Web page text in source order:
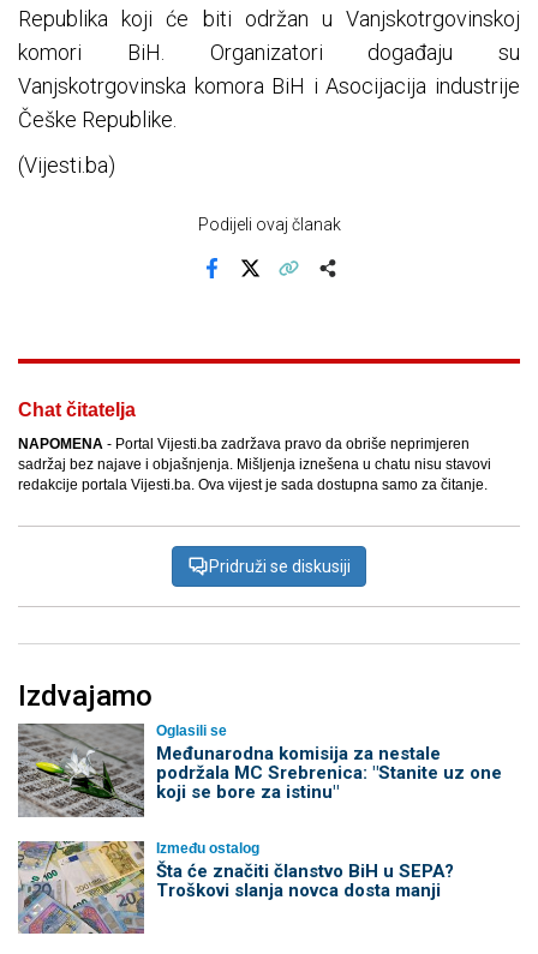
Republika koji će biti održan u Vanjskotrgovinskoj
komori BiH. Organizatori događaju su
Vanjskotrgovinska komora BiH i Asocijacija industrije
Češke Republike.
(Vijesti.ba)
Podijeli ovaj članak
Chat čitatelja
NAPOMENA - Portal Vijesti.ba zadržava pravo da obriše neprimjeren
sadržaj bez najave i objašnjenja. Mišljenja iznešena u chatu nisu stavovi
redakcije portala Vijesti.ba. Ova vijest je sada dostupna samo za čitanje.
Pridruži se diskusiji
Izdvajamo
Oglasili se
Međunarodna komisija za nestale
podržala MC Srebrenica: "Stanite uz one
koji se bore za istinu"
Između ostalog
Šta će značiti članstvo BiH u SEPA?
Troškovi slanja novca dosta manji